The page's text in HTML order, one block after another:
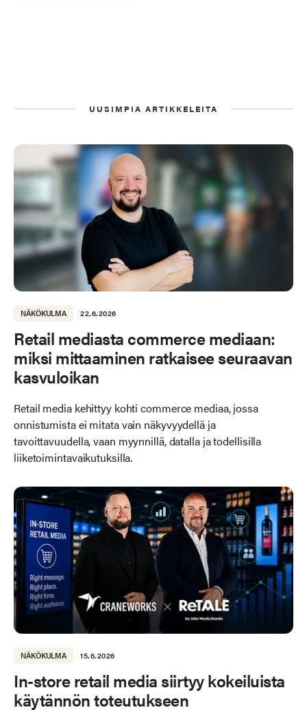
UUSIMPIA ARTIKKELEITA
NÄKÖKULMA 22.6.2026
Retail mediasta commerce mediaan:
miksi mittaaminen ratkaisee seuraavan
kasvuloikan
Retail media kehittyy kohti commerce mediaa, jossa
onnistumista ei mitata vain näkyvyydellä ja
tavoittavuudella, vaan myynnillä, datalla ja todellisilla
liiketoimintavaikutuksilla.
NÄKÖKULMA 15.6.2026
In-store retail media siirtyy kokeiluista
käytännön toteutukseen